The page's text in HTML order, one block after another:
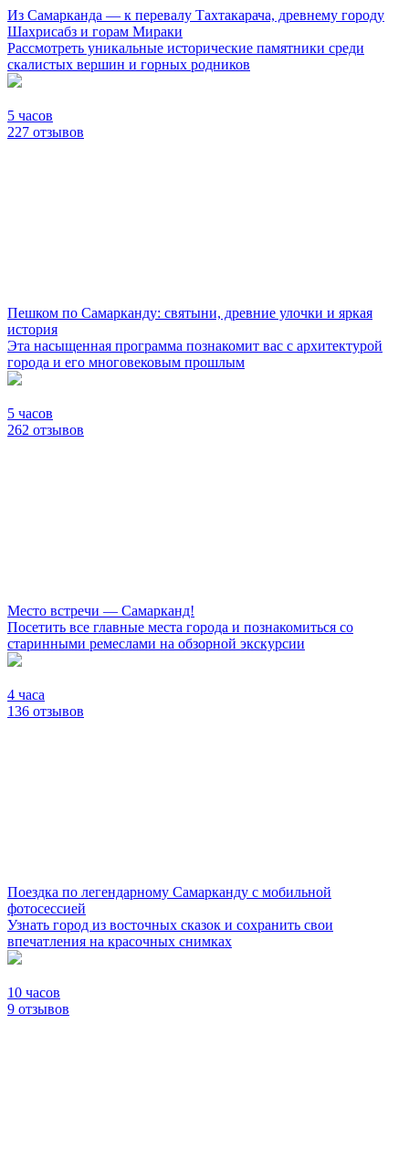
Из Самарканда — к перевалу Тахтакарача, древнему городу
Шахрисабз и горам Мираки
Рассмотреть уникальные исторические памятники среди
скалистых вершин и горных родников
5 часов
227 отзывов
Пешком по Самарканду: святыни, древние улочки и яркая
история
Эта насыщенная программа познакомит вас с архитектурой
города и его многовековым прошлым
5 часов
262 отзывов
Место встречи — Самарканд!
Посетить все главные места города и познакомиться со
старинными ремеслами на обзорной экскурсии
4 часа
136 отзывов
Поездка по легендарному Самарканду с мобильной
фотосессией
Узнать город из восточных сказок и сохранить свои
впечатления на красочных снимках
10 часов
9 отзывов